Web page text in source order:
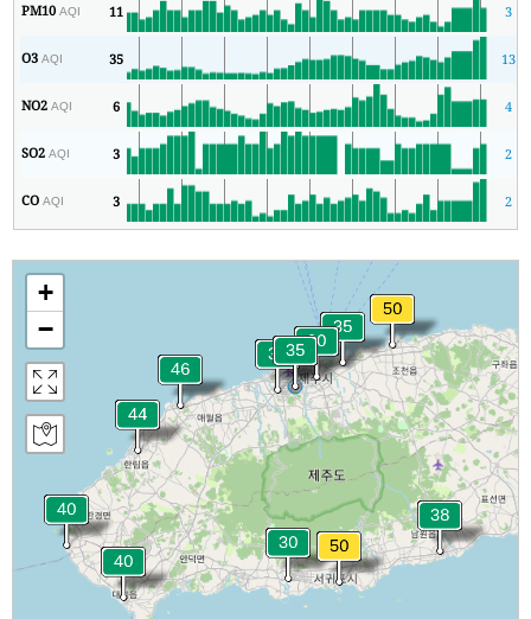
PM10AQI 11 3
O3AQI 35 13
NO2AQI 6 4
SO2AQI 3 2
COAQI 3 2
+
−